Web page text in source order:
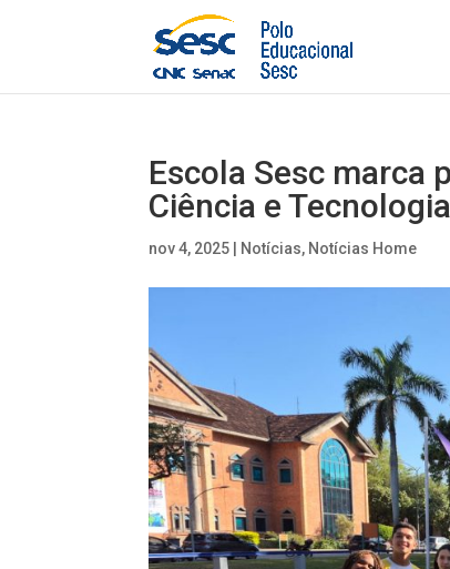
Escola Sesc marca
Ciência e
nov 4, 2025 Notícias, Notícias Home